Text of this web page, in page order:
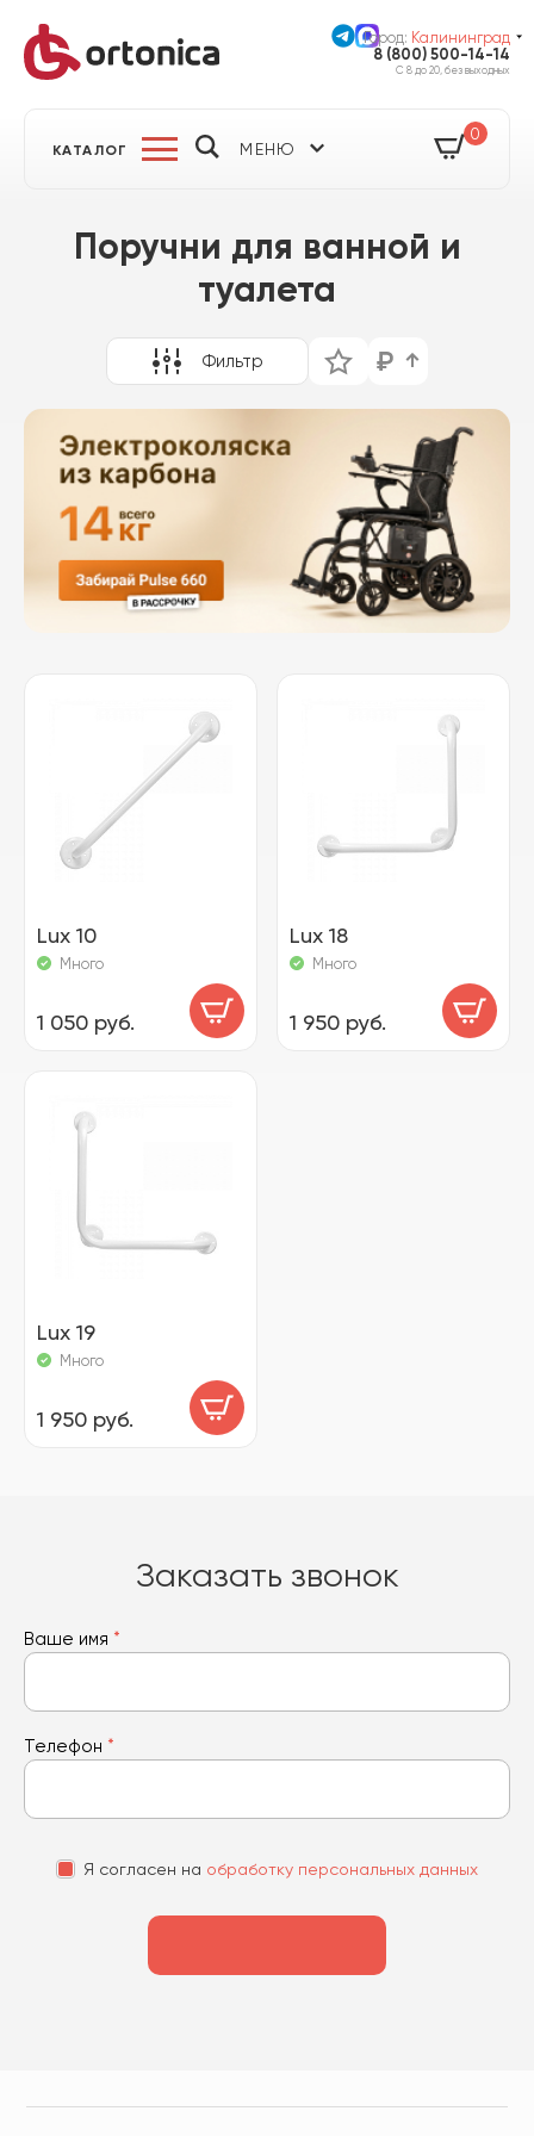
Город: Калининград
8 (800) 500-14-14
С 8 до 20, без выходных
КАТАЛОГ МЕНЮ
0
Поручни для ванной и
туалета
Фильтр
Lux 10
Много
1 050 руб.
Lux 18
Много
1 950 руб.
Lux 19
Много
1 950 руб.
Заказать звонок
Ваше имя *
Телефон *
Я согласен на обработку персональных данных